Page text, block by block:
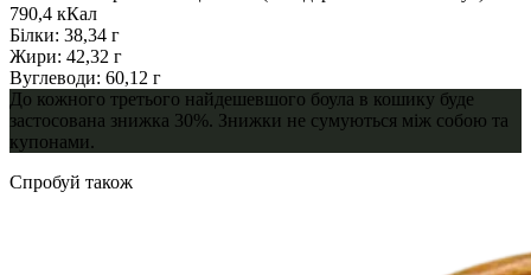
790,4 кКал
Білки: 38,34 г
Жири: 42,32 г
Вуглеводи: 60,12 г
До кожного третього найдешевшого боула в кошику буде
застосована знижка 30%. Знижки не сумуються між собою та
купонами.
Cпробуй також